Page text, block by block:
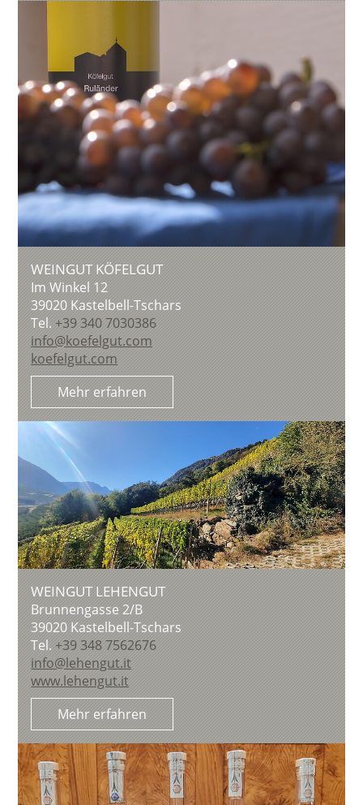
WEINGUT KÖFELGUT
Im Winkel 12
39020 Kastelbell-Tschars
Tel.+39 340 7030386
info@koefelgut.com
koefelgut.com
Mehr erfahren
WEINGUT LEHENGUT
Brunnengasse 2/B
39020 Kastelbell-Tschars
Tel. +39 348 7562676
info@lehengut.it
www.lehengut.it
Mehr erfahren